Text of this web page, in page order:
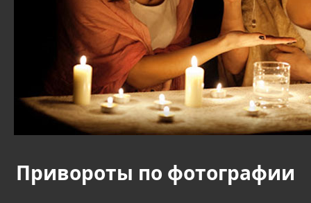
Привороты по фотографии